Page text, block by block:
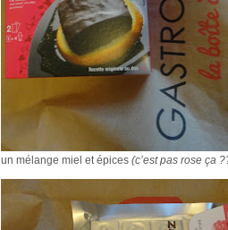
un mélange miel et épices (c’est pas rose ça